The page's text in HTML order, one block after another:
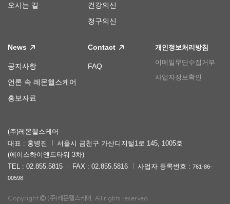
오시는 길
건강의신
청구의신
News
공지사항
언론 속 레몬헬스케어
홍보자료
Contact
FAQ
개인정보처리방침
이메일무단수집거부
사업자정보확인
(주)레몬헬스케어
대표 : 홍병진
서울시 금천구 가산디지털1로 145, 1005호
(에이스하이엔드타워 3차)
TEL : 02.855.5815
FAX : 02.855.5816 사업자 등록번호 : 761-86-
00598
Copyright (주)레몬헬스케어. All rights reserved.